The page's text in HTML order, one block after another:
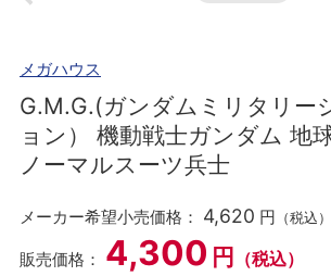
メガハウス
G.M.G.(ガンダムミリタリー
ョン） 機動戦士ガンダム 地
ノーマルスーツ兵士
メーカー希望小売価格： 4,620 円 （税込）
販売価格： 4,300 円 （税込）